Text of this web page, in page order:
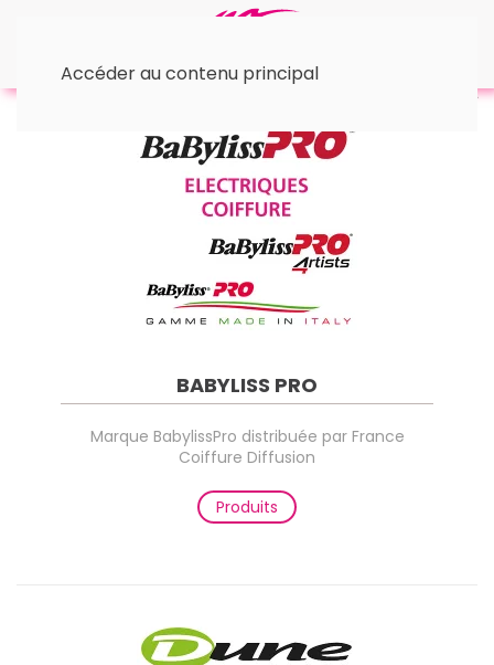
Accéder au contenu principal
BABYLISS PRO
Marque BabylissPro distribuée par France
Coiffure Diffusion
Produits